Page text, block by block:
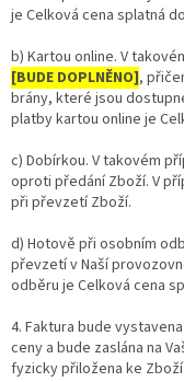
je Celková cena splatná
b) Kartou online. V
[BUDE DOPLNĚNO],
brány, které jsou
platby kartou online je
c) Dobírkou. V takovém
oproti předání Zboží. V
při převzetí Zboží.
d) Hotově při osobním
převzetí v Naší
odběru je Celková cena
4. Faktura bude
ceny a bude zaslána na
fyzicky přiložena ke